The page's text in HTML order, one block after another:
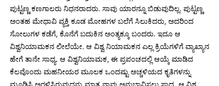
ಪುಟ್ಟಣ್ಣ ಕಣಗಾಲರು ನಿಧನರಾದರು. ಸಾವು ಯಾರನ್ನೂ ಬಿಡುವುದಿಲ್ಲ. ಪುಟ್ಟಣ್ಣ
ಅಂತಹ ಮೇಧಾವಿ ವ್ಯಕ್ತಿ ಕೂಡ ಮೋಹಗಳ ಬಲೆಗೆ ಸಿಲುಕಿದರು, ಅದರಿಂದ
ಸೋಲುಗಳ ಕಡೆಗೆ, ಕೊನೆಗೆ ಬದುಕಿನ ಅಂತ್ಯಕ್ಕೂ ಬಂದರು. ಇದೂ ಆ
ವಿಶ್ವನಿಯಾಮಕನ ಲೀಲೆಯೇ. ಆ ವಿಶ್ವ ನಿಯಾಮಕನ ಎಲ್ಲ ಕ್ರಿಯೆಗಳಿಗೆ ವ್ಯಾಖ್ಯಾನ
ಹೇಗೆ ತಾನೇ ಸಾಧ್ಯ. ಆ ವಿಶ್ವನಿಯಾಮಕ, ಈ ಪ್ರಪಂಚದಲ್ಲಿ ಆಯ್ಕೆ ಮಾಡಿದ
ಕೆಲವೊಂದು ಮಹನೀಯರ ಮೂಲಕ ಒಂದಷ್ಟು ಅಚ್ಚಳಿಯದ ಕೃತಿಗಳನ್ನು